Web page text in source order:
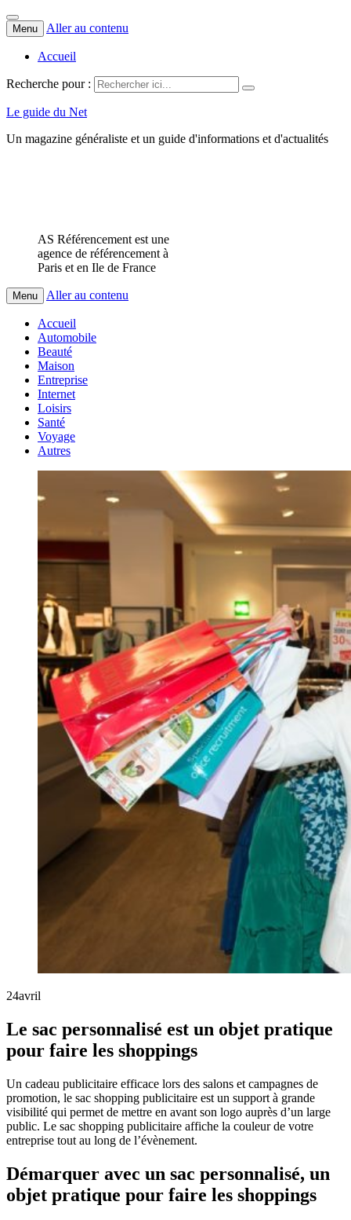
Menu Aller au contenu
Accueil
Recherche pour :
Le guide du Net
Un magazine généraliste et un guide d'informations et d'actualités
AS Référencement est une
agence de référencement à
Paris et en Ile de France
Menu Aller au contenu
Accueil
Automobile
Beauté
Maison
Entreprise
Internet
Loisirs
Santé
Voyage
Autres
24avril
Le sac personnalisé est un objet pratique
pour faire les shoppings
Un cadeau publicitaire efficace lors des salons et campagnes de
promotion, le sac shopping publicitaire est un support à grande
visibilité qui permet de mettre en avant son logo auprès d’un large
public. Le sac shopping publicitaire affiche la couleur de votre
entreprise tout au long de l’évènement.
Démarquer avec un sac personnalisé, un
objet pratique pour faire les shoppings